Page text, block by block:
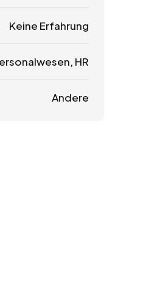
Keine Erfahrung
HR
Andere